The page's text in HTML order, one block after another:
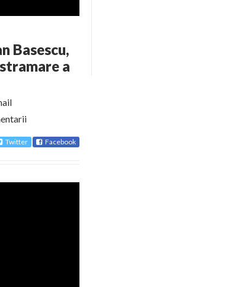
Basescu,
a
Twitter Facebook